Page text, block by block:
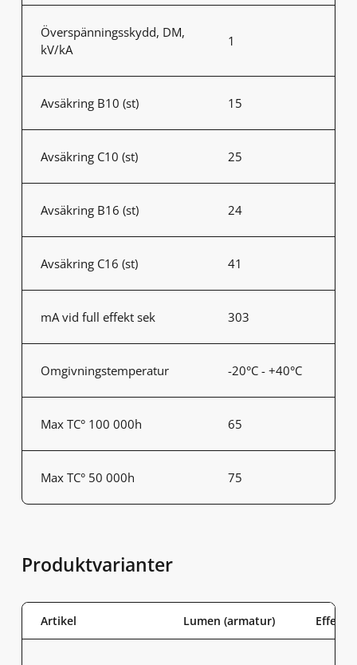
Överspänningsskydd, DM,
kV/kA
1
Avsäkring B10 (st) 15
Avsäkring C10 (st) 25
Avsäkring B16 (st) 24
Avsäkring C16 (st) 41
mA vid full effekt sek 303
Omgivningstemperatur -20°C - +40°C
Max TC° 100 000h 65
Max TC° 50 000h 75
Produktvarianter
Artikel Lumen (armatur) Effekt